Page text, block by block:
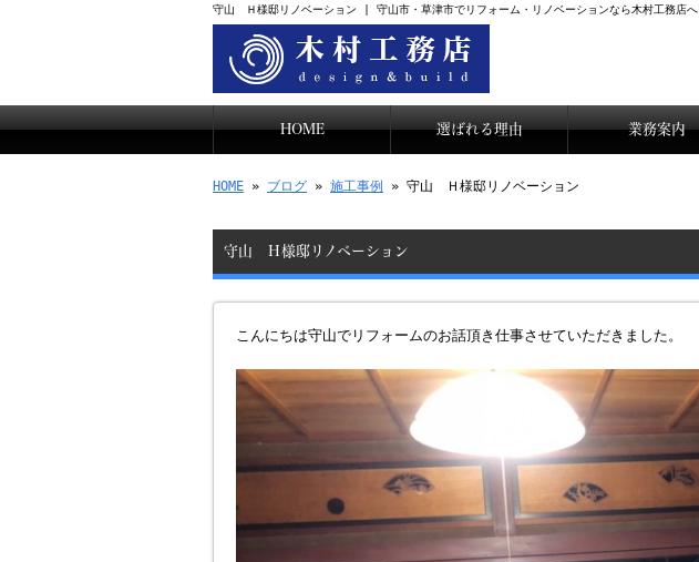
守山 Ｈ様邸リノベーション | 守山市・草津市でリフォーム・リノベーションなら木村工務店へ
HOME 選ばれる理由 業務案内
HOME » ブログ » 施工事例 » 守山 Ｈ様邸リノベーション
守山 Ｈ様邸リノベーション
こんにちは守山でリフォームのお話頂き仕事させていただきました。